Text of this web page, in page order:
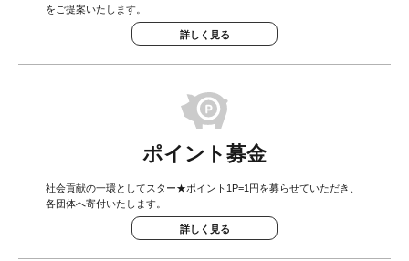
をご提案いたします。
詳しく見る
ポイント募金
社会貢献の一環としてスター★ポイント1P=1円を募らせていただき、
各団体へ寄付いたします。
詳しく見る